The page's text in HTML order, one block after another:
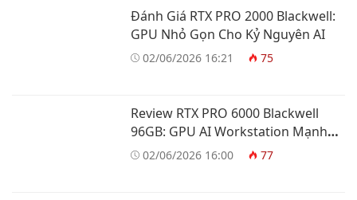
Đánh Giá RTX PRO 2000 Blackwell:
GPU Nhỏ Gọn Cho Kỷ Nguyên AI
02/06/2026 16:21 75
Review RTX PRO 6000 Blackwell
96GB: GPU AI Workstation Mạnh
Nhất
02/06/2026 16:00 77